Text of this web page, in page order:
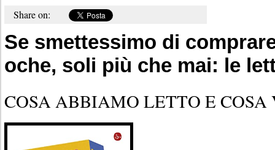
Share on:
Se smettessimo di
oche, soli più che mai: le
COSA ABBIAMO LETTO E